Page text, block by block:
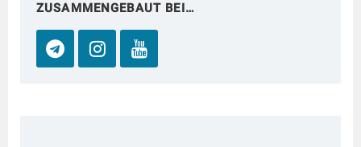
ZUSAMMENGEBAUT BEI…